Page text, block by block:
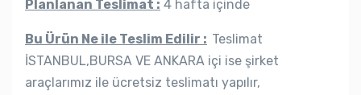
Planlanan Teslimat : 4 hafta içinde
Bu Ürün Ne ile Teslim Edilir : Teslimat
İSTANBUL,BURSA VE ANKARA içi ise şirket
araçlarımız ile ücretsiz teslimatı yapılır,